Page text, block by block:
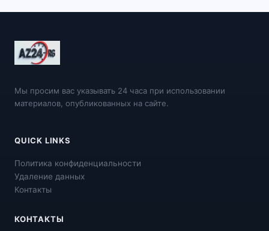
Мы просим вас указывать 24 часа при использовании
материалов, опубликованных на сайте.
QUICK LINKS
Политика конфиденциальности
Удаление данных
Контакты
КОНТАКТЫ